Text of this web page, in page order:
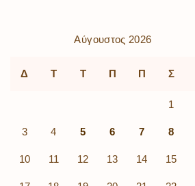
Αύγουστος 2026
Δ Τ Τ Π Π Σ
1
3 4 5 6 7 8
10 11 12 13 14 15